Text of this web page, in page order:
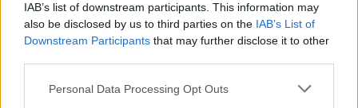
IAB’s list of downstream participants. This information may
also be disclosed by us to third parties on the IAB’s List of
Downstream Participants that may further disclose it to other
Please note that this website/app uses one or more Google
Personal Data Processing Opt Outs